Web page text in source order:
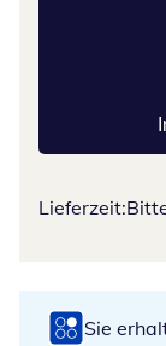
Lieferzeit:
Sie